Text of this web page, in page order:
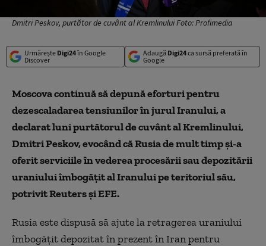
Dmitri Peskov, purtător de cuvânt al Kremlinului Foto: Profimedia
Urmărește Digi24în Google
Discover
Adaugă Digi24ca sursă preferată în
Google
Moscova continuă să depună eforturi pentru
dezescaladarea tensiunilor în jurul Iranului, a
declarat luni purtătorul de cuvânt al Kremlinului,
Dmitri Peskov, evocând că Rusia de mult timp şi-a
oferit serviciile în vederea procesării sau depozitării
uraniului îmbogăţit al Iranului pe teritoriul său,
potrivit Reuters şi EFE.
Rusia este dispusă să ajute la retragerea uraniului
îmbogăţit depozitat în prezent în Iran pentru